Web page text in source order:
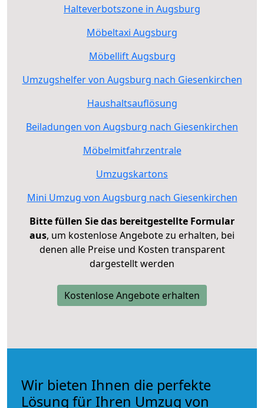
Halteverbotszone in Augsburg
Möbeltaxi Augsburg
Möbellift Augsburg
Umzugshelfer von Augsburg nach Giesenkirchen
Haushaltsauflösung
Beiladungen von Augsburg nach Giesenkirchen
Möbelmitfahrzentrale
Umzugskartons
Mini Umzug von Augsburg nach Giesenkirchen
Bitte füllen Sie das bereitgestellte Formular
aus, um kostenlose Angebote zu erhalten, bei
denen alle Preise und Kosten transparent
dargestellt werden
Kostenlose Angebote erhalten
Wir bieten Ihnen die perfekte
Lösung für Ihren Umzug von